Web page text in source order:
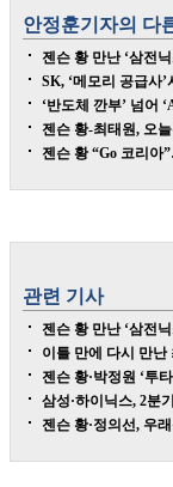
안정훈기자의 다
젠슨 황 만난 ‘삼전
SK, ‘메모리 공급사
‘반도체 깐부’ 넘어
젠슨 황-최태원, 오
젠슨 황 “Go 코리아
관련 기사
젠슨 황 만난 ‘삼전
이틀 만에 다시 만
젠슨 황·박정원 ‘투
삼성·하이닉스, 2분
젠슨 황·정의선, 우